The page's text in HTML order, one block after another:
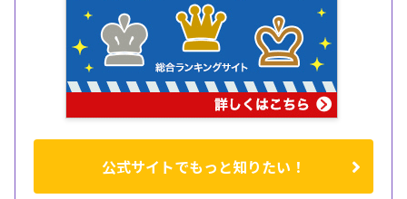
公式サイトでもっと知りたい！